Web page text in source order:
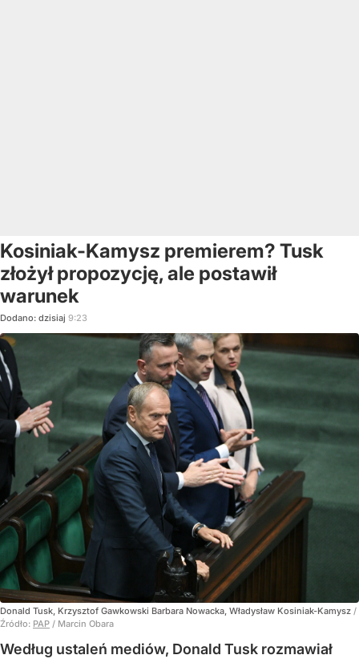
Kosiniak-Kamysz premierem? Tusk
złożył propozycję, ale postawił
warunek
Dodano: dzisiaj 9:23
Donald Tusk, Krzysztof Gawkowski Barbara Nowacka, Władysław Kosiniak-Kamysz /
Źródło: PAP / Marcin Obara
Według ustaleń mediów, Donald Tusk rozmawiał